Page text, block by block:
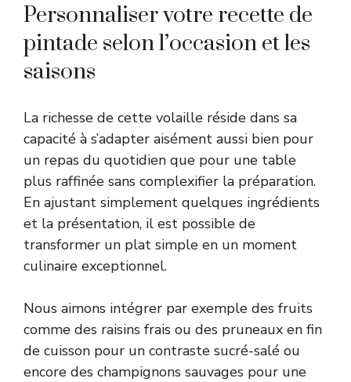
Personnaliser votre recette de
pintade selon l’occasion et les
saisons
La richesse de cette volaille réside dans sa
capacité à s’adapter aisément aussi bien pour
un repas du quotidien que pour une table
plus raffinée sans complexifier la préparation.
En ajustant simplement quelques ingrédients
et la présentation, il est possible de
transformer un plat simple en un moment
culinaire exceptionnel.
Nous aimons intégrer par exemple des fruits
comme des raisins frais ou des pruneaux en fin
de cuisson pour un contraste sucré-salé ou
encore des champignons sauvages pour une